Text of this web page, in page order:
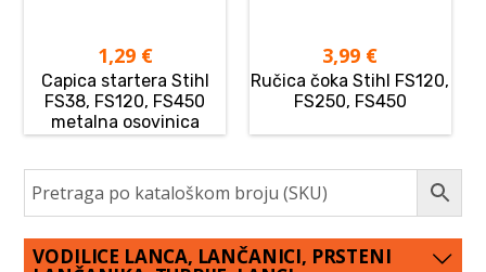
1,29 €
Capica startera Stihl
FS38, FS120, FS450
metalna osovinica
3,99 €
Ručica čoka Stihl FS120,
FS250, FS450
VODILICE LANCA, LANČANICI, PRSTENI